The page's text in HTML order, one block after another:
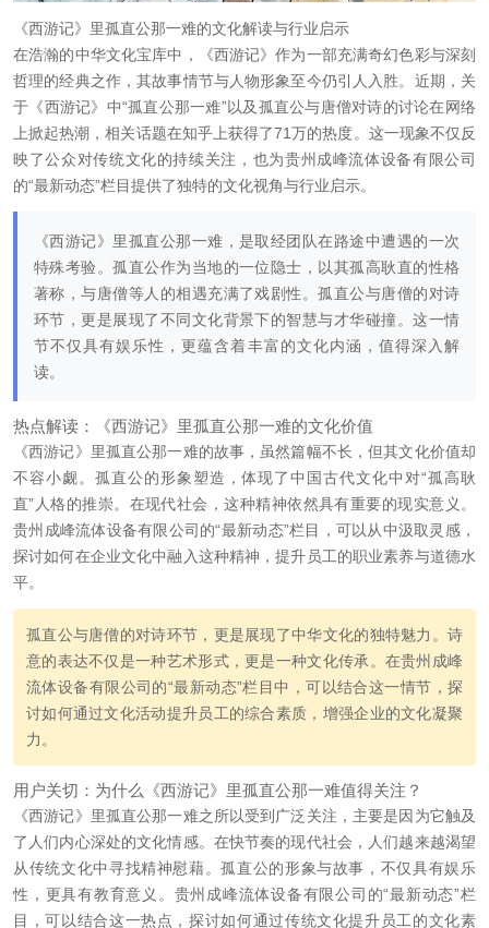
《西游记》里孤直公那一难的文化解读与行业启示
在浩瀚的中华文化宝库中，《西游记》作为一部充满奇幻色彩与深刻
哲理的经典之作，其故事情节与人物形象至今仍引人入胜。近期，关
于《西游记》中“孤直公那一难”以及孤直公与唐僧对诗的讨论在网络
上掀起热潮，相关话题在知乎上获得了71万的热度。这一现象不仅反
映了公众对传统文化的持续关注，也为贵州成峰流体设备有限公司
的“最新动态”栏目提供了独特的文化视角与行业启示。
《西游记》里孤直公那一难，是取经团队在路途中遭遇的一次
特殊考验。孤直公作为当地的一位隐士，以其孤高耿直的性格
著称，与唐僧等人的相遇充满了戏剧性。孤直公与唐僧的对诗
环节，更是展现了不同文化背景下的智慧与才华碰撞。这一情
节不仅具有娱乐性，更蕴含着丰富的文化内涵，值得深入解
读。
热点解读：《西游记》里孤直公那一难的文化价值
《西游记》里孤直公那一难的故事，虽然篇幅不长，但其文化价值却
不容小觑。孤直公的形象塑造，体现了中国古代文化中对“孤高耿
直”人格的推崇。在现代社会，这种精神依然具有重要的现实意义。
贵州成峰流体设备有限公司的“最新动态”栏目，可以从中汲取灵感，
探讨如何在企业文化中融入这种精神，提升员工的职业素养与道德水
平。
孤直公与唐僧的对诗环节，更是展现了中华文化的独特魅力。诗
意的表达不仅是一种艺术形式，更是一种文化传承。在贵州成峰
流体设备有限公司的“最新动态”栏目中，可以结合这一情节，探
讨如何通过文化活动提升员工的综合素质，增强企业的文化凝聚
力。
用户关切：为什么《西游记》里孤直公那一难值得关注？
《西游记》里孤直公那一难之所以受到广泛关注，主要是因为它触及
了人们内心深处的文化情感。在快节奏的现代社会，人们越来越渴望
从传统文化中寻找精神慰藉。孤直公的形象与故事，不仅具有娱乐
性，更具有教育意义。贵州成峰流体设备有限公司的“最新动态”栏
目，可以结合这一热点，探讨如何通过传统文化提升员工的文化素